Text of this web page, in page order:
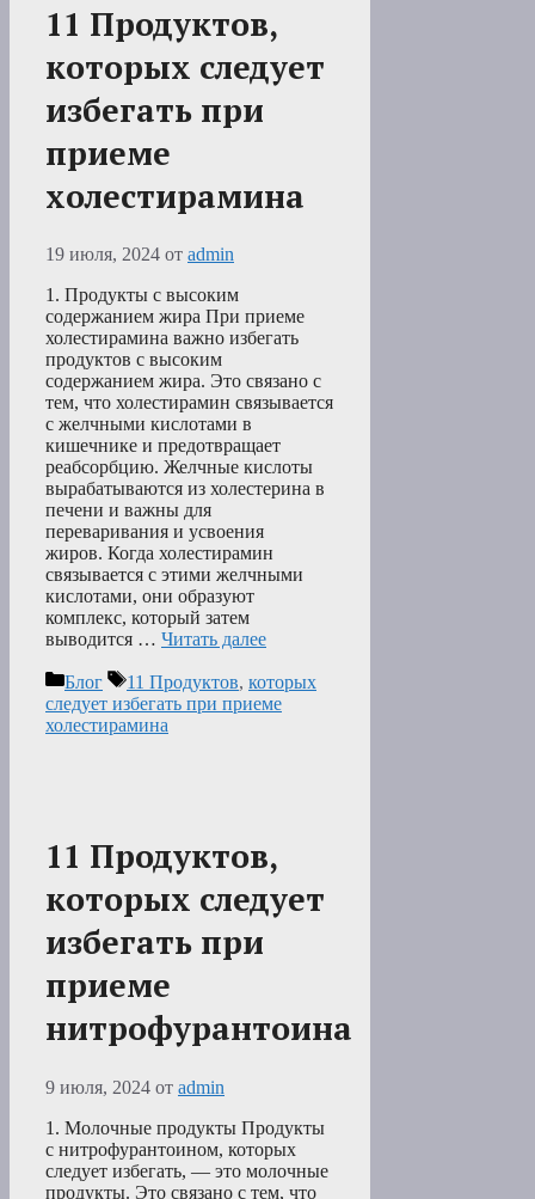
11 Продуктов,
которых следует
избегать при
приеме
холестирамина
19 июля, 2024 от admin
1. Продукты с высоким
содержанием жира При приеме
холестирамина важно избегать
продуктов с высоким
содержанием жира. Это связано с
тем, что холестирамин связывается
с желчными кислотами в
кишечнике и предотвращает
реабсорбцию. Желчные кислоты
вырабатываются из холестерина в
печени и важны для
переваривания и усвоения
жиров. Когда холестирамин
связывается с этими желчными
кислотами, они образуют
комплекс, который затем
выводится … Читать далее
Рубрики
Блог Метки
11 Продуктов, которых
следует избегать при приеме
холестирамина
11 Продуктов,
которых следует
избегать при
приеме
нитрофурантоина
9 июля, 2024 от admin
1. Молочные продукты Продукты
с нитрофурантоином, которых
следует избегать, — это молочные
продукты. Это связано с тем, что